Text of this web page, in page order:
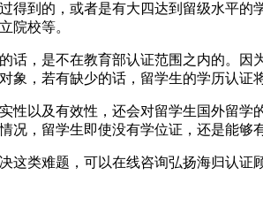
得到的，或者是有大四达到留级水平
院校等。
话，是不在教育部认证范围之内的。
，若有缺少的话，留学生的学历认证
性以及有效性，还会对留学生国外留
，留学生即使没有学位证，还是能够
类难题，可以在线咨询弘扬海归认证